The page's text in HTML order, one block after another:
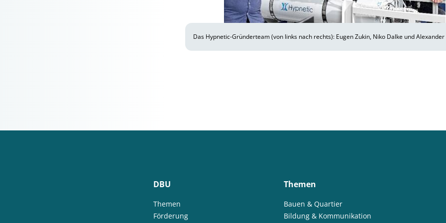
Das Hypnetic-Gründerteam (von links nach rechts): Eugen Zukin, Niko Dalke und
DBU
Themen
Förderung
Themen
Bauen & Quartier
Bildung & Kommunikation